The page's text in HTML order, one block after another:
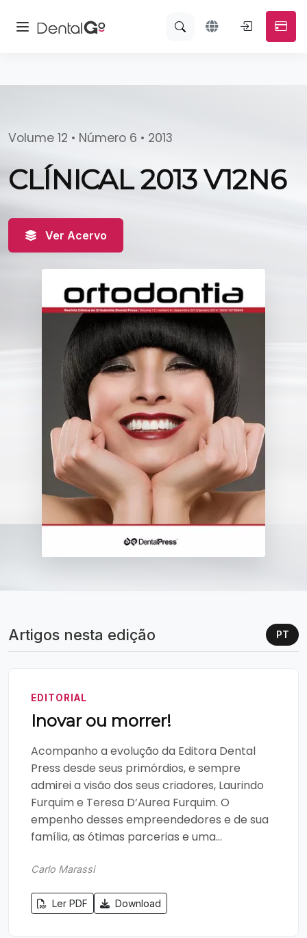
Volume 12 • Número 6 • 2013
CLÍNICAL 2013 V12N6
Ver Acervo
Artigos nesta edição PT
EDITORIAL
Inovar ou morrer!
Acompanho a evolução da Editora Dental
Press desde seus primórdios, e sempre
admirei a visão dos seus criadores, Laurindo
Furquim e Teresa D’Aurea Furquim. O
empenho desses empreendedores e de sua
família, as ótimas parcerias e uma...
Carlo Marassi
Ler PDF Download